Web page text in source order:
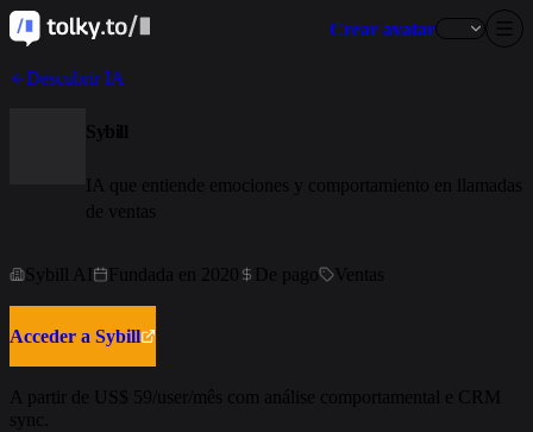
Crear avatar
Descubrir IA
Sybill
IA que entiende emociones y comportamiento en llamadas
de ventas
Sybill AI Fundada en 2020 De pago Ventas
Acceder a Sybill
A partir de US$ 59/user/mês com análise comportamental e CRM
sync.